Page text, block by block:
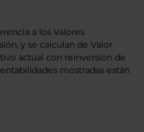
a los Valores
y se calculan de Valor
actual con reinversión de
mostradas están